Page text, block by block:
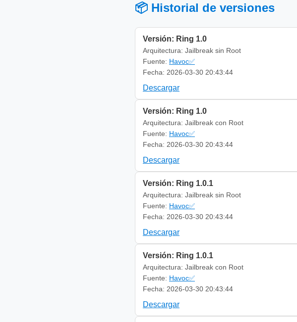
📦 Historial de versiones
Versión: Ring 1.0
Arquitectura: Jailbreak sin Root
Fuente: Havoc✅
Fecha: 2026-03-30 20:43:44
Descargar
Versión: Ring 1.0
Arquitectura: Jailbreak con Root
Fuente: Havoc✅
Fecha: 2026-03-30 20:43:44
Descargar
Versión: Ring 1.0.1
Arquitectura: Jailbreak sin Root
Fuente: Havoc✅
Fecha: 2026-03-30 20:43:44
Descargar
Versión: Ring 1.0.1
Arquitectura: Jailbreak con Root
Fuente: Havoc✅
Fecha: 2026-03-30 20:43:44
Descargar